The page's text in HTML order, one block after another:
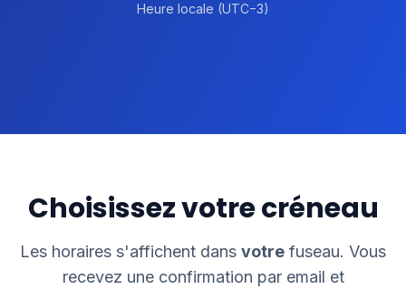
Heure locale (UTC−3)
Choisissez votre créneau
Les horaires s'affichent dans votre fuseau. Vous
recevez une confirmation par email et